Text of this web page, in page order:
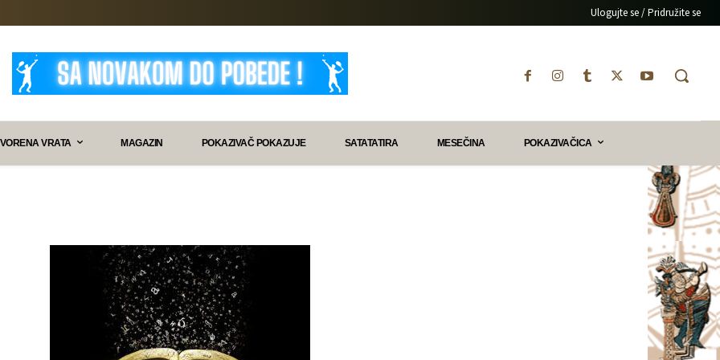
Ulogujte se / Pridružite se
VRATA MAGAZIN POKAZIVAČ POKAZUJE SATATATIRA MESEČINA POKAZIVAČICA